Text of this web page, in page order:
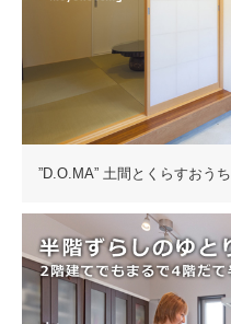
”D.O.MA” 土間とくらすおうち